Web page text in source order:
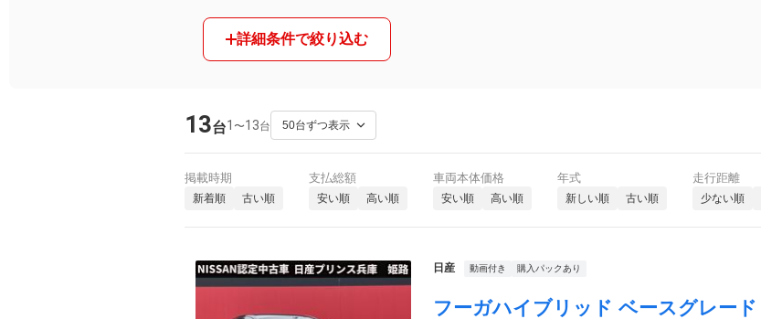
詳細条件で絞り込む
13台1 〜13台
掲載時期
新着順 古い順
支払総額
安い順 高い順
車両本体価格
安い順 高い順
年式
新しい順 古い順
走行距離
少ない順
日産 動画付き 購入パックあり